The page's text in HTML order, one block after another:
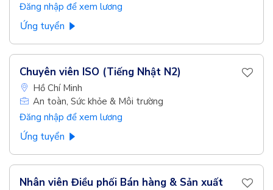
Đăng nhập để xem lương
Ứng tuyển
Chuyên viên ISO (Tiếng Nhật N2)
Hồ Chí Minh
An toàn, Sức khỏe & Môi trường
Đăng nhập để xem lương
Ứng tuyển
Nhân viên Điều phối Bán hàng & Sản xuất